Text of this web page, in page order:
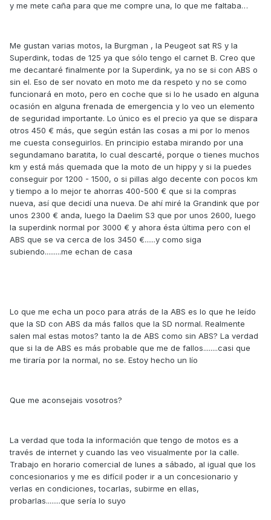
y me mete caña para que me compre una, lo que me faltaba…
Me gustan varias motos, la Burgman , la Peugeot sat RS y la
Superdink, todas de 125 ya que sólo tengo el carnet B. Creo que
me decantaré finalmente por la Superdink, ya no se si con ABS o
sin el. Eso de ser novato en moto me da respeto y no se como
funcionará en moto, pero en coche que si lo he usado en alguna
ocasión en alguna frenada de emergencia y lo veo un elemento
de seguridad importante. Lo único es el precio ya que se dispara
otros 450 € más, que según están las cosas a mi por lo menos
me cuesta conseguirlos. En principio estaba mirando por una
segundamano baratita, lo cual descarté, porque o tienes muchos
km y está más quemada que la moto de un hippy y si la puedes
conseguir por 1200 - 1500, o si pillas algo decente con pocos km
y tiempo a lo mejor te ahorras 400-500 € que si la compras
nueva, así que decidí una nueva. De ahí miré la Grandink que por
unos 2300 € anda, luego la Daelim S3 que por unos 2600, luego
la superdink normal por 3000 € y ahora ésta última pero con el
ABS que se va cerca de los 3450 €......y como siga
subiendo.........me echan de casa
Lo que me echa un poco para atrás de la ABS es lo que he leído
que la SD con ABS da más fallos que la SD normal. Realmente
salen mal estas motos? tanto la de ABS como sin ABS? La verdad
que si la de ABS es más probable que me de fallos........casi que
me tiraría por la normal, no se. Estoy hecho un lío
Que me aconsejais vosotros?
La verdad que toda la información que tengo de motos es a
través de internet y cuando las veo visualmente por la calle.
Trabajo en horario comercial de lunes a sábado, al igual que los
concesionarios y me es difícil poder ir a un concesionario y
verlas en condiciones, tocarlas, subirme en ellas,
probarlas........que sería lo suyo